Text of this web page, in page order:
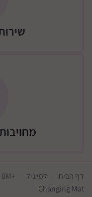
דף הבית לפי גיל +0M
Changing Mat